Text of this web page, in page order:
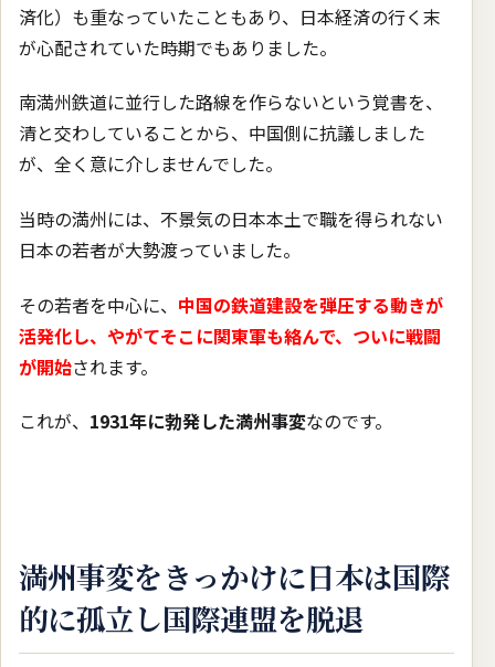
済化）も重なっていたこともあり、日本経済の行く末
が心配されていた時期でもありました。
南満州鉄道に並行した路線を作らないという覚書を、
清と交わしていることから、中国側に抗議しました
が、全く意に介しませんでした。
当時の満州には、不景気の日本本土で職を得られない
日本の若者が大勢渡っていました。
その若者を中心に、 中国の鉄道建設を弾圧する動きが
活発化し、やがてそこに関東軍も絡んで、ついに戦闘
が開始されます。
これが、 1931年に勃発した満州事変なのです。
満州事変をきっかけに日本は国際
的に孤立し国際連盟を脱退